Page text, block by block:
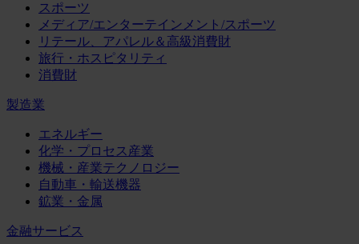
スポーツ
メディア/エンターテインメント/スポーツ
リテール、アパレル＆高級消費財
旅行・ホスピタリティ
消費財
製造業
エネルギー
化学・プロセス産業
機械・産業テクノロジー
自動車・輸送機器
鉱業・金属
金融サービス